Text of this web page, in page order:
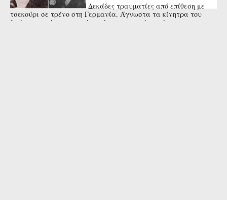
Δεκάδες τραυματίες από επίθεση με
τσεκούρι σε τρένο στη Γερμανία. Άγνωστα τα κίνητρα του
δράστη που έπεσε νεκρός από αστυνομικά πυρά